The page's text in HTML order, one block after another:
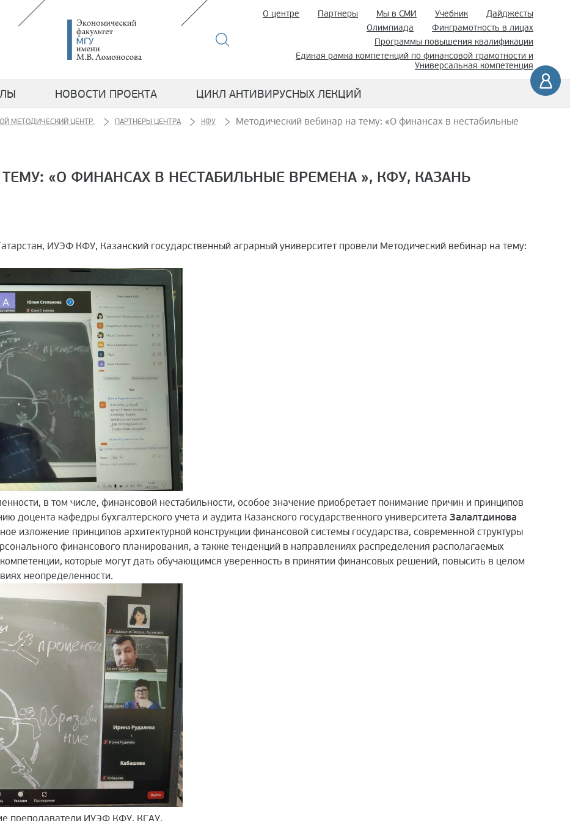
О центре Партнеры Мы в СМИ Учебник
Дайджесты
Олимпиада
Финграмотность в лицах
Программы повышения квалификации
Единая рамка компетенций по финансовой грамотности и
Универсальная компетенция
НОВОСТИ ПРОЕКТА ЦИКЛ АНТИВИРУСНЫХ ЛЕКЦИЙ
МЕТОДИЧЕСКИЙ ЦЕНТР. ПАРТНЕРЫ ЦЕНТРА КФУ
Методический вебинар на тему: «О финансах в нестабильные
«О ФИНАНСАХ В НЕСТАБИЛЬНЫЕ ВРЕМЕНА », КФУ, КАЗАНЬ
ИУЭФ КФУ, Казанский государственный аграрный университет провели Методический вебинар на тему:
в том числе, финансовой нестабильности, особое значение приобретает понимание причин и принципов
доцента кафедры бухгалтерского учета и аудита Казанского государственного университета Залалтдинова
изложение принципов архитектурной конструкции финансовой системы государства, современной структуры
финансового планирования, а также тенденций в направлениях распределения располагаемых
которые могут дать обучающимся уверенность в принятии финансовых решений, повысить в целом
неопределенности.